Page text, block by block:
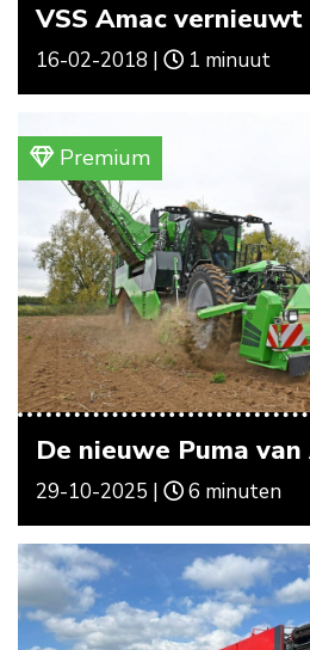
VSS Amac
16-02-2018 | 1 minuut
Premium
De nieuwe Puma van
29-10-2025 | 6 minuten